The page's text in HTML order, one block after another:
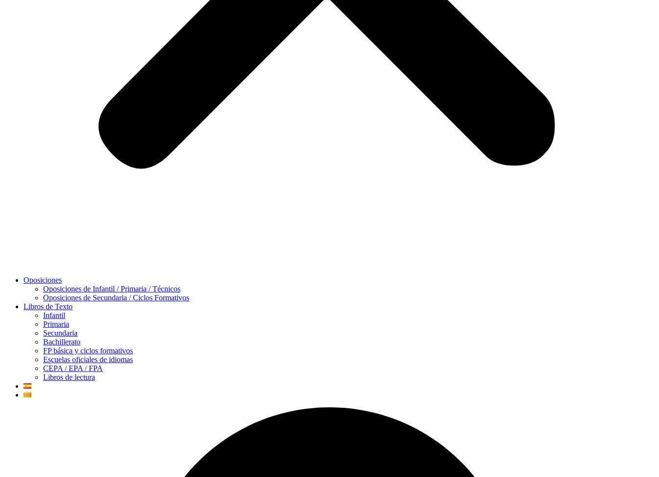
Oposiciones
Oposiciones de Infantil / Primaria / Técnicos
Oposiciones de Secundaria / Ciclos Formativos
Libros de Texto
Infantil
Primaria
Secundaria
Bachillerato
FP básica y ciclos formativos
Escuelas oficiales de idiomas
CEPA / EPA / FPA
Libros de lectura